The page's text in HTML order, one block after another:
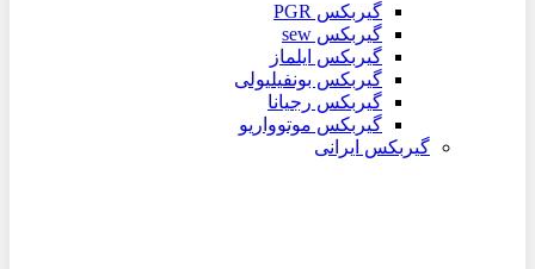
گیربکس PGR
گیربکس sew
گیربکس ایلماز
گیربکس بونفیلیولی
گیربکس رجیانا
گیربکس موتوواریو
گیربکس ایرانی